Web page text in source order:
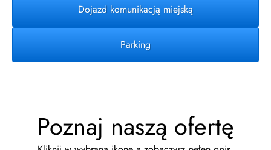
Dojazd komunikacją miejską
Parking
Poznaj naszą ofertę